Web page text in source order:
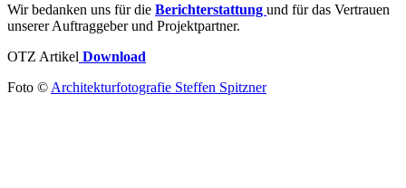
Wir bedanken uns für die Berichterstattung und für das Vertrauen
unserer Auftraggeber und Projektpartner.
OTZ Artikel Download
Foto © Architekturfotografie Steffen Spitzner